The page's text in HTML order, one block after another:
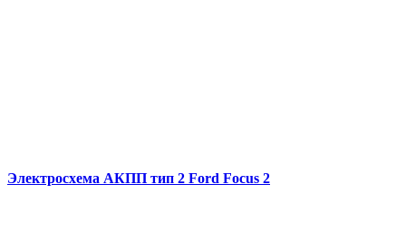
Электросхема АКПП тип 2 Ford Focus 2